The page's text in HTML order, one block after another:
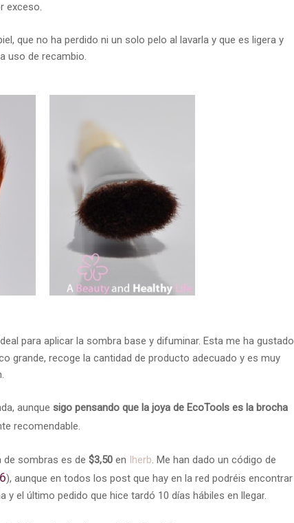
exceso.
que no ha perdido ni un solo pelo al lavarla y que es ligera y
uso de recambio.
para aplicar la sombra base y difuminar. Esta me ha gustado
grande, recoge la cantidad de producto adecuado y es muy
aunque sigo pensando que la joya de EcoTools es la brocha
recomendable.
de sombras es de $3,50 en Iherb. Me han dado un código de
), aunque en todos los post que hay en la red podréis encontrar
y el último pedido que hice tardó 10 días hábiles en llegar.